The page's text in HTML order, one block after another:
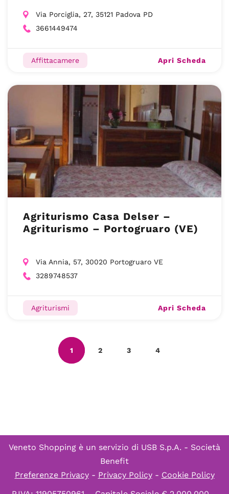
Via Porciglia, 27, 35121 Padova PD
3661449474
Affittacamere Apri Scheda
Agriturismo Casa Delser –
Agriturismo – Portogruaro (VE)
Via Annia, 57, 30020 Portogruaro VE
3289748537
Agriturismi Apri Scheda
1 2 3 4
Veneto Shopping è un servizio di USB S.p.A. - Società
Benefit
Preferenze Privacy- Privacy Policy- Cookie Policy